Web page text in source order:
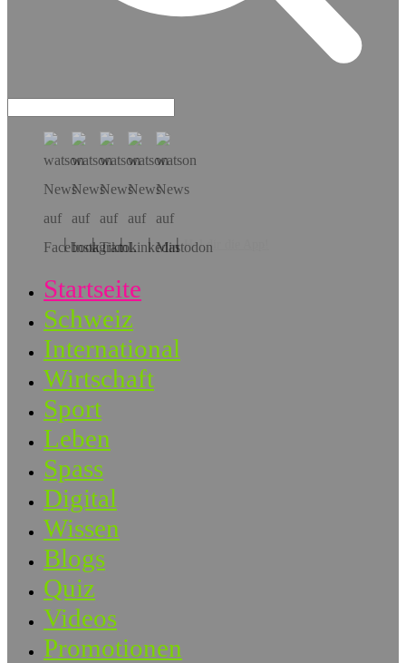
Hol dir die App!
Startseite
Schweiz
International
Wirtschaft
Sport
Leben
Spass
Digital
Wissen
Blogs
Quiz
Videos
Promotionen